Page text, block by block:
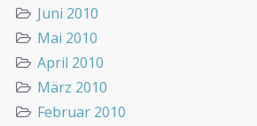
Juni 2010
Mai 2010
April 2010
März 2010
Februar 2010